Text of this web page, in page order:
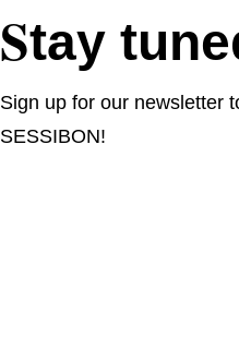
Stay
Sign up for our newsletter
SESSIBON!